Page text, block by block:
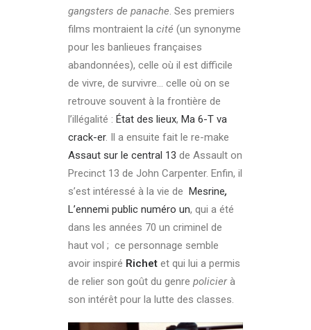
gangsters de panache. Ses premiers
films montraient la cité (un synonyme
pour les banlieues françaises
abandonnées), celle où il est difficile
de vivre, de survivre… celle où on se
retrouve souvent à la frontière de
l’illégalité : État des lieux, Ma 6-T va
crack-er. Il a ensuite fait le re-make
Assaut sur le central 13 de Assault on
Precinct 13 de John Carpenter. Enfin, il
s’est intéressé à la vie de Mesrine,
L’ennemi public numéro un, qui a été
dans les années 70 un criminel de
haut vol ; ce personnage semble
avoir inspiré Richet et qui lui a permis
de relier son goût du genre policierà
son intérêt pour la lutte des classes.